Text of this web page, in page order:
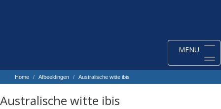
Toggle
navigation
MENU
Home Afbeeldingen Australische witte ibis
Australische witte ibis